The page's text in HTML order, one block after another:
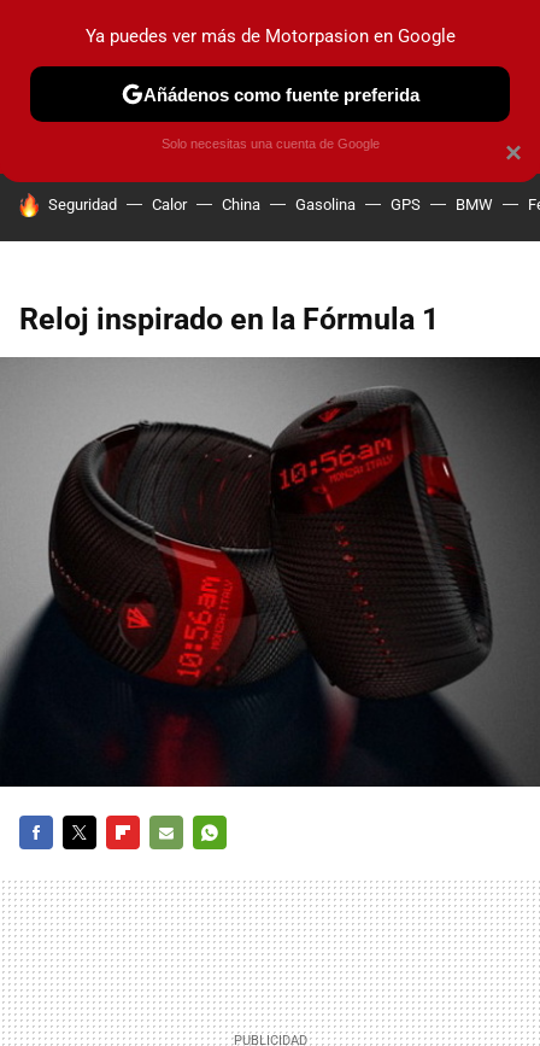
PRUEBAS COCHES ELÉCTRICOS OBSERVATORIO
HOY SE HABLA DE
Seguridad Calor China Gasolina GPS BMW
Reloj inspirado en la Fórmula 1
MAIL
×
Ya puedes ver más de Motorpasion en Google
Añádenos como fuente preferida
Solo necesitas una cuenta de Google